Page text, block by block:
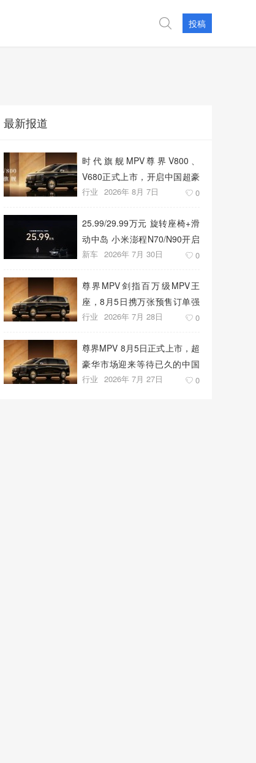
投稿
最新报道
时代旗舰MPV尊界V800、
V680正式上市，开启中国超豪
华MPV发展新篇章
行业 2026年 8月 7日 0
25.99/29.99万元 旋转座椅+滑
动中岛 小米澎程N70/N90开启
预售
新车 2026年 7月 30日 0
尊界MPV剑指百万级MPV王
座，8月5日携万张预售订单强
势上市
行业 2026年 7月 28日 0
尊界MPV 8月5日正式上市，超
豪华市场迎来等待已久的中国
答案
行业 2026年 7月 27日 0